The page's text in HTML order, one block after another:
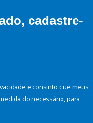
cadastre-
e consinto que meus
do necessário, para